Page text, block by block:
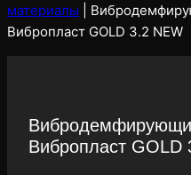
материалы
Вибропласт GOLD 3.2 NEW
Вибропласт GOLD